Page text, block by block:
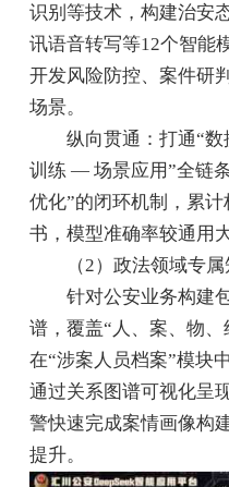
识别等技术，构建治安
讯语音转写等12个智能
开发风险防控、案件研
场景。
纵向贯通：打通“
训练 — 场景应用”全链
优化”的闭环机制，累
书，模型准确率较通用
（2）政法领域专
针对公安业务构建
谱，覆盖“人、案、物、
在“涉案人员档案”模块
通过关系图谱可视化呈
警快速完成案情画像构
提升。